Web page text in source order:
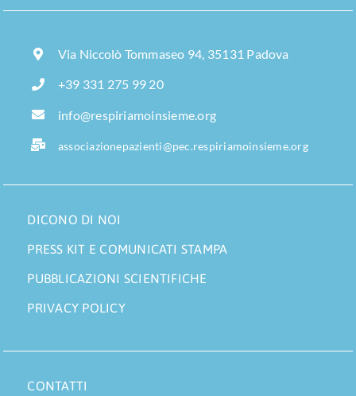
Via Niccolò Tommaseo 94, 35131 Padova
+39 331 275 99 20
info@respiriamoinsieme.org
associazionepazienti@pec.respiriamoinsieme.org
DICONO DI NOI
PRESS KIT E COMUNICATI STAMPA
PUBBLICAZIONI SCIENTIFICHE
PRIVACY POLICY
CONTATTI